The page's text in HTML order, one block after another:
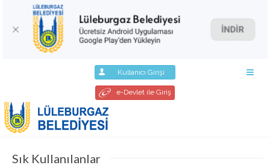
Kullanıcı Girişi
e-Devlet ile Giriş
Sık Kullanılanlar